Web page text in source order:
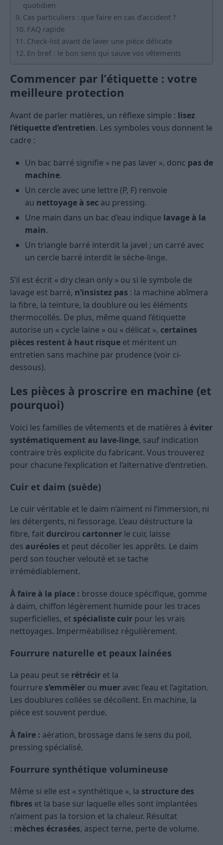
quotidien
Cas particuliers : que faire en cas d’accident ?
FAQ rapide
Check-list avant de laver une pièce délicate
En bref : le bon sens qui sauve vos vêtements
Commencer par l’étiquette : votre
meilleure protection
Avant de parler matières, un réflexe simple : lisez
l’étiquette d’entretien. Les symboles vous donnent le
cadre :
Un bac barré signifie « ne pas laver », donc pas de
machine.
Un cercle avec une lettre (P, F) renvoie
au nettoyage à sec au pressing.
Une main dans un bac d’eau indique lavage à la
main.
Un triangle barré interdit la javel ; un carré avec
un cercle barré interdit le sèche-linge.
S’il est écrit « dry clean only » ou si le symbole de
lavage est barré, n’insistez pas : la machine abîmera
la fibre, la teinture, la doublure ou les éléments
thermocollés. De plus, même quand l’étiquette
autorise un « cycle laine » ou « délicat », certaines
pièces restent à haut risque et méritent un
entretien sans machine par prudence (voir ci-
dessous).
Les pièces à proscrire en machine (et
pourquoi)
Voici les familles de vêtements et de matières à éviter
systématiquement au lave-linge, sauf indication
contraire très explicite du fabricant. Vous trouverez
pour chacune l’explication et l’alternative d’entretien.
Cuir et daim (suède)
Le cuir véritable et le daim n’aiment ni l’immersion, ni
les détergents, ni l’essorage. L’eau déstructure la
fibre, fait durcirou cartonner le cuir, laisse
des auréoles et peut décoller les apprêts. Le daim
perd son toucher velouté et se tache
irrémédiablement.
À faire à la place : brosse douce spécifique, gomme
à daim, chiffon légèrement humide pour les traces
superficielles, et spécialiste cuir pour les vrais
nettoyages. Imperméabilisez régulièrement.
Fourrure naturelle et peaux lainées
La peau peut se rétrécir et la
fourrure s’emmêler ou muer avec l’eau et l’agitation.
Les doublures collées se décollent. En machine, la
pièce est souvent perdue.
À faire : aération, brossage dans le sens du poil,
pressing spécialisé.
Fourrure synthétique volumineuse
Même si elle est « synthétique », la structure des
fibres et la base sur laquelle elles sont implantées
n’aiment pas la torsion et la chaleur. Résultat
: mèches écrasées, aspect terne, perte de volume.